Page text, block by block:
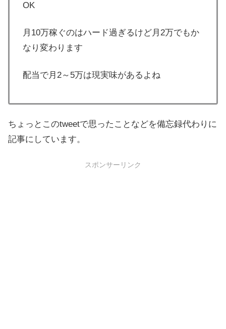
OK
月10万稼ぐのはハード過ぎるけど月2万でもか
なり変わります
配当で月2～5万は現実味があるよね
ちょっとこのtweetで思ったことなどを備忘録代わりに
記事にしています。
スポンサーリンク